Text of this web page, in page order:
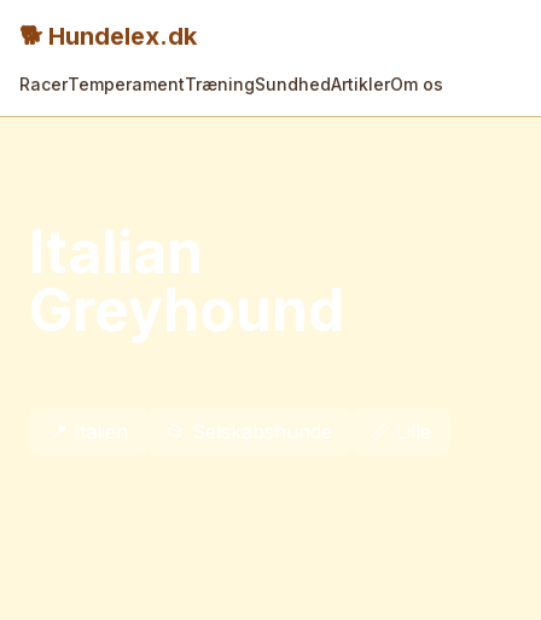
🐕 Hundelex.dk
RacerTemperamentTræningSundhedArtiklerOm os
Italian
Greyhound
📍 Italien 📂 Selskabshunde 📏 Lille